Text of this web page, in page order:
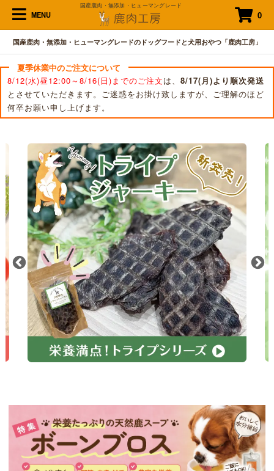
MENU
国産鹿肉・無添加・ヒューマングレード
0
国産鹿肉・無添加・ヒューマングレードのドッグフードと犬用おやつ「鹿肉工房」
夏季休業中のご注文について
8/12(水)昼12:00～8/16(日)までのご注文は、 8/17(月)より順次発送
とさせていただきます。ご迷惑をお掛け致しますが、ご理解のほど
何卒お願い申し上げます。